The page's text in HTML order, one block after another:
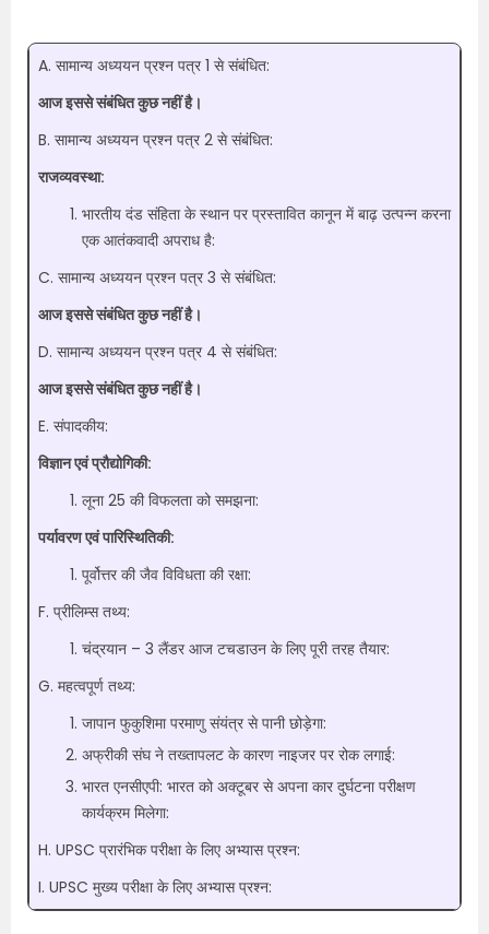
A. सामान्य अध्ययन प्रश्न पत्र 1 से संबंधित:
आज इससे संबंधित कुछ नहीं है।
B. सामान्य अध्ययन प्रश्न पत्र 2 से संबंधित:
राजव्यवस्था:
भारतीय दंड संहिता के स्थान पर प्रस्तावित कानून में बाढ़ उत्पन्न करना
एक आतंकवादी अपराध है:
C. सामान्य अध्ययन प्रश्न पत्र 3 से संबंधित:
आज इससे संबंधित कुछ नहीं है।
D. सामान्य अध्ययन प्रश्न पत्र 4 से संबंधित:
आज इससे संबंधित कुछ नहीं है।
E. संपादकीय:
विज्ञान एवं प्रौद्योगिकी:
लूना 25 की विफलता को समझना:
पर्यावरण एवं पारिस्थितिकी:
पूर्वोत्तर की जैव विविधता की रक्षा:
F. प्रीलिम्स तथ्य:
चंद्रयान – 3 लैंडर आज टचडाउन के लिए पूरी तरह तैयार:
G. महत्वपूर्ण तथ्य:
जापान फुकुशिमा परमाणु संयंत्र से पानी छोड़ेगा:
अफ्रीकी संघ ने तख्तापलट के कारण नाइजर पर रोक लगाई:
भारत एनसीएपी: भारत को अक्टूबर से अपना कार दुर्घटना परीक्षण
कार्यक्रम मिलेगा:
H. UPSC प्रारंभिक परीक्षा के लिए अभ्यास प्रश्न:
I. UPSC मुख्य परीक्षा के लिए अभ्यास प्रश्न: